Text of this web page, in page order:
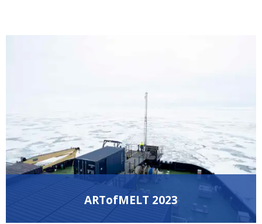
ARTofMELT 2023